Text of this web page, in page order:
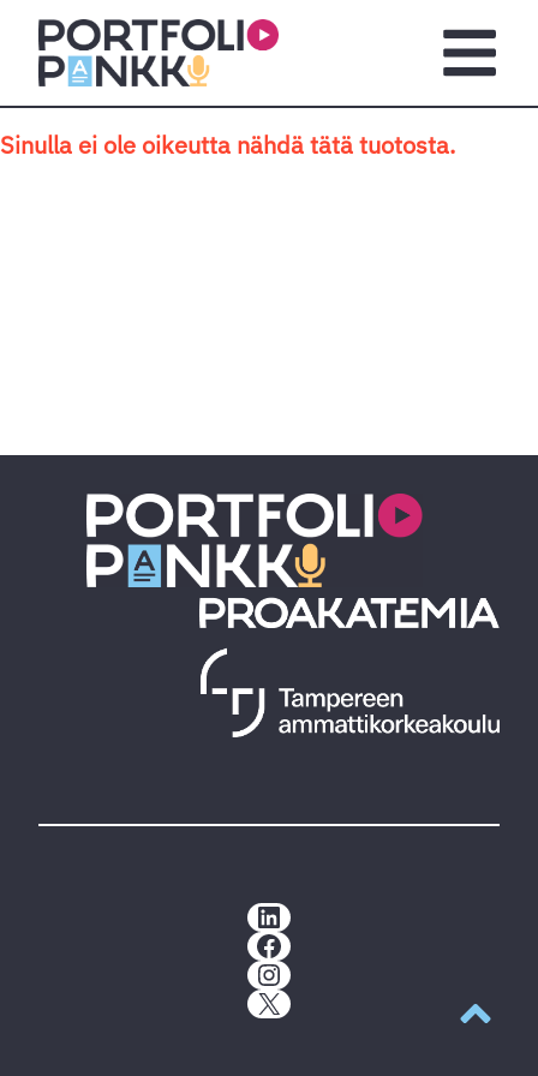
Siirry sisältöön
Sinulla ei ole oikeutta nähdä tätä tuotosta.
LinkedIn
Facebook
Instagram
X
Takaisin